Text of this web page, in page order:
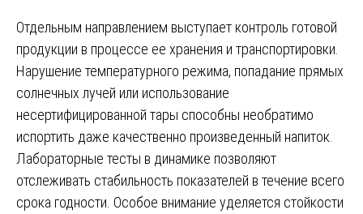
Отдельным направлением выступает контроль готовой
продукции в процессе ее хранения и транспортировки.
Нарушение температурного режима, попадание прямых
солнечных лучей или использование
несертифицированной тары способны необратимо
испортить даже качественно произведенный напиток.
Лабораторные тесты в динамике позволяют
отслеживать стабильность показателей в течение всего
срока годности. Особое внимание уделяется стойкости